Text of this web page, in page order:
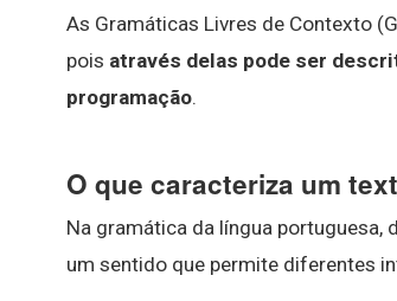
As Gramáticas Livres de Contexto
pois através delas pode ser
programação.
O que caracteriza um
Na gramática da língua portuguesa,
um sentido que permite diferentes